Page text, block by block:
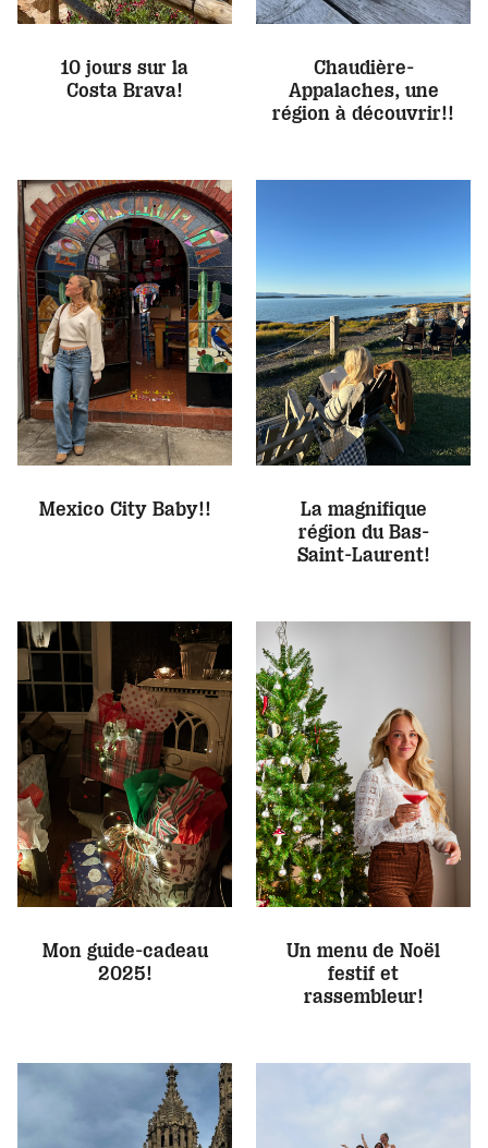
10 jours sur la
Costa Brava!
Chaudière-
Appalaches, une
région à découvrir!!
Mexico City Baby!!
La magnifique
région du Bas-
Saint-Laurent!
Mon guide-cadeau
2025!
Un menu de Noël
festif et
rassembleur!